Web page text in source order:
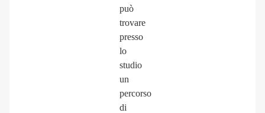
può
trovare
presso
lo
studio
un
percorso
di